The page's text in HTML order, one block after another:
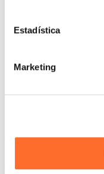
Estadística
Marketing